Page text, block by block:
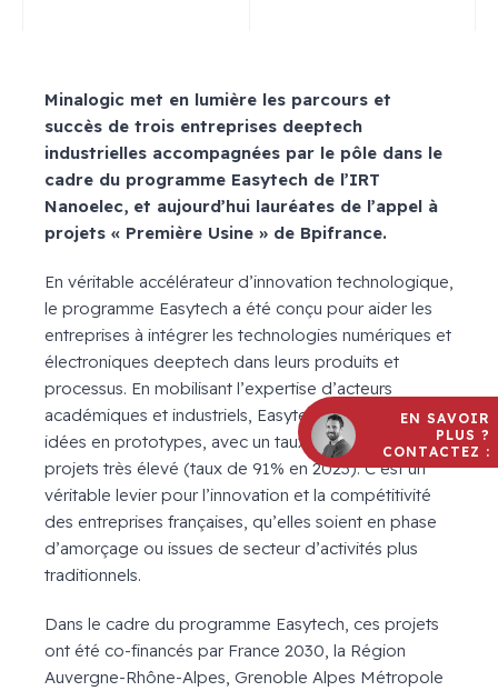
Minalogic met en lumière les parcours et
succès de trois entreprises deeptech
industrielles accompagnées par le pôle dans le
cadre du programme Easytech de l’IRT
Nanoelec, et aujourd’hui lauréates de l’appel à
projets « Première Usine » de Bpifrance.
En véritable accélérateur d’innovation technologique,
le programme Easytech a été conçu pour aider les
entreprises à intégrer les technologies numériques et
électroniques deeptech dans leurs produits et
processus. En mobilisant l’expertise d’acteurs
académiques et industriels, Easytech transforme les
idées en prototypes, avec un taux de poursuite de
projets très élevé (taux de 91% en 2023). C’est un
véritable levier pour l’innovation et la compétitivité
des entreprises françaises, qu’elles soient en phase
d’amorçage ou issues de secteur d’activités plus
traditionnels.
Dans le cadre du programme Easytech, ces projets
ont été co-financés par France 2030, la Région
Auvergne-Rhône-Alpes, Grenoble Alpes Métropole
EN SAVOIR
PLUS ?
CONTACTEZ :